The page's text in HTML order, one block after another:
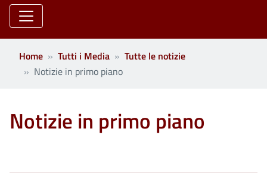
Home Tutti i Media
Tutte le notizie
Notizie in primo piano
Notizie in primo piano